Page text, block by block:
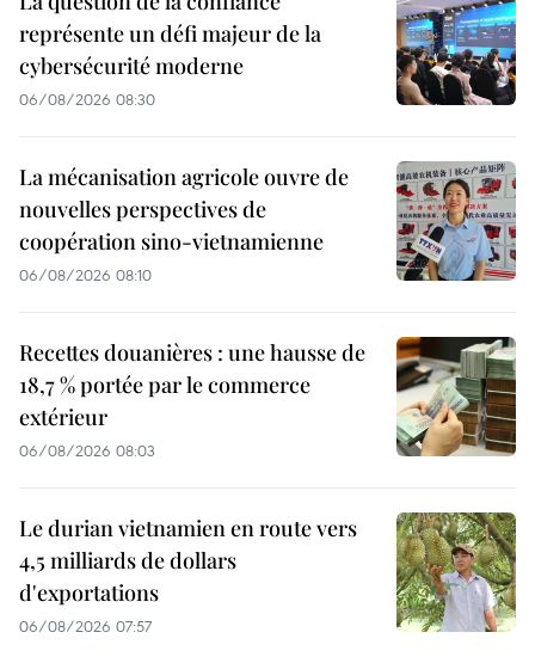
représente un défi majeur de la
cybersécurité moderne
06/08/2026 08:30
La mécanisation agricole ouvre de
nouvelles perspectives de
coopération sino-vietnamienne
06/08/2026 08:10
Recettes douanières : une hausse de
18,7 % portée par le commerce
extérieur
06/08/2026 08:03
Le durian vietnamien en route vers
4,5 milliards de dollars
d'exportations
06/08/2026 07:57